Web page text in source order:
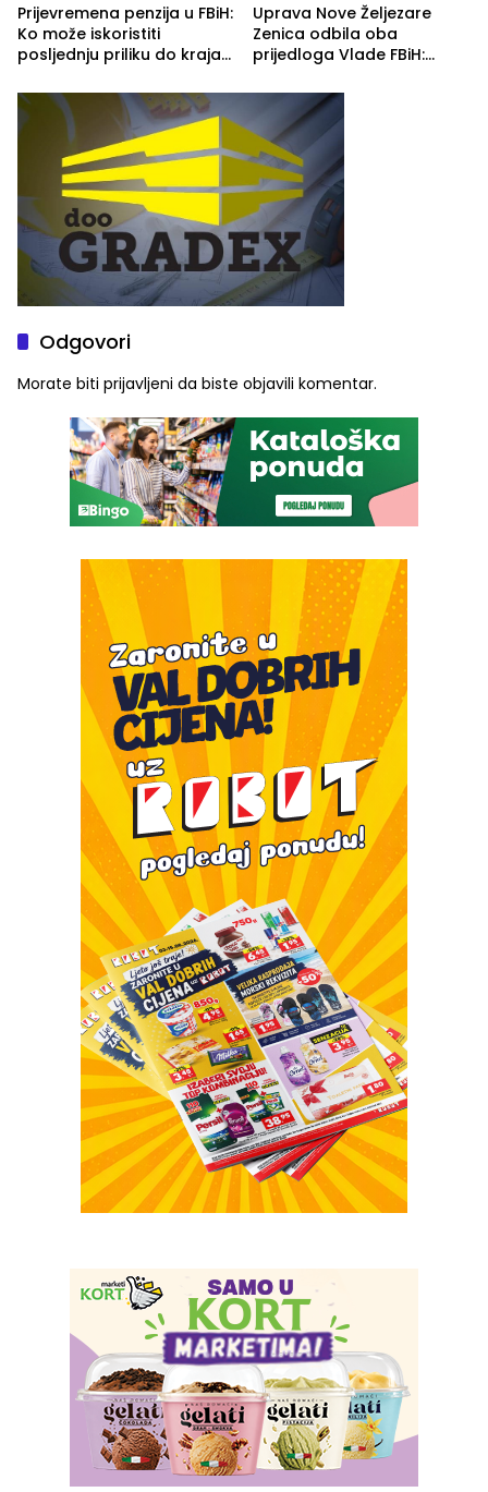
Prijevremena penzija u FBiH:
Ko može iskoristiti
posljednju priliku do kraja
Uprava Nove Željezare
Zenica odbila oba
prijedloga Vlade FBiH:
rješenje
Odgovori
Morate biti prijavljeni da biste objavili komentar.